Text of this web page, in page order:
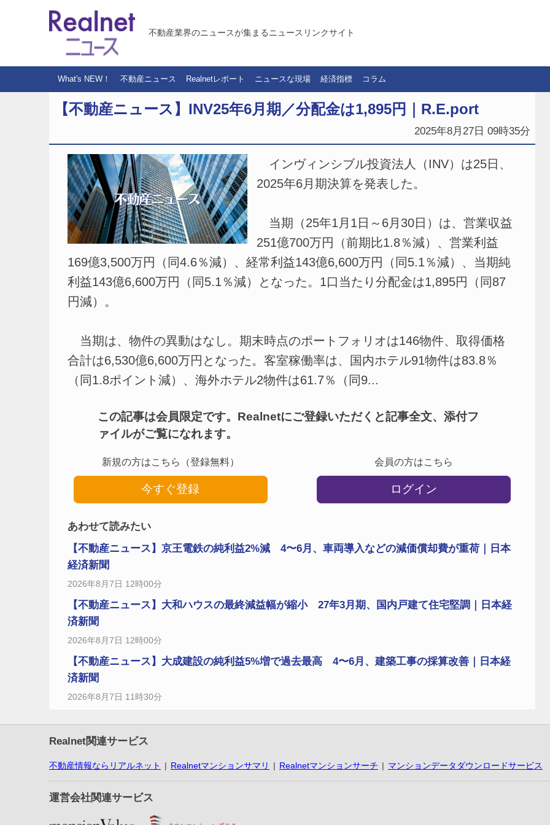
不動産業界のニュースが集まるニュースリンクサイト
What's NEW！ 不動産ニュース Realnetレポート ニュースな現場 経済指標 コラム
【不動産ニュース】INV25年6月期／分配金は1,895円｜R.E.port
2025年8月27日 09時35分
インヴィンシブル投資法人（INV）は25日、
2025年6月期決算を発表した。
当期（25年1月1日～6月30日）は、営業収益
251億700万円（前期比1.8％減）、営業利益
169億3,500万円（同4.6％減）、経常利益143億6,600万円（同5.1％減）、当期純
利益143億6,600万円（同5.1％減）となった。1口当たり分配金は1,895円（同87
円減）。
当期は、物件の異動はなし。期末時点のポートフォリオは146物件、取得価格
合計は6,530億6,600万円となった。客室稼働率は、国内ホテル91物件は83.8％
（同1.8ポイント減）、海外ホテル2物件は61.7％（同9...
この記事は会員限定です。Realnetにご登録いただくと記事全文、添付フ
ァイルがご覧になれます。
新規の方はこちら（登録無料）
今すぐ登録
会員の方はこちら
ログイン
あわせて読みたい
【不動産ニュース】京王電鉄の純利益2%減 4〜6月、車両導入などの減価償却費が重荷｜日本
経済新聞
2026年8月7日 12時00分
【不動産ニュース】大和ハウスの最終減益幅が縮小 27年3月期、国内戸建て住宅堅調｜日本経
済新聞
2026年8月7日 12時00分
【不動産ニュース】大成建設の純利益5%増で過去最高 4〜6月、建築工事の採算改善｜日本経
済新聞
2026年8月7日 11時30分
Realnet関連サービス
不動産情報ならリアルネット Realnetマンションサマリ Realnetマンションサーチ マンションデータダウンロードサービス
運営会社関連サービス